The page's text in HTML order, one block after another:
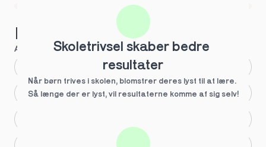
1 ud af 9 for at finde den rette tutor
Hvilke behov?
Anbefalet til dig
Større skoleglæde
Skoletrivsel skaber bedre
resultater
Når børn trives i skolen, blomstrer deres lyst til at lære.
Så længe der er lyst, vil resultaterne komme af sig selv!